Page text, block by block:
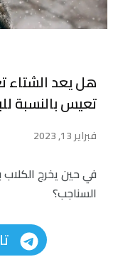
هل يعد الشتاء
تعيس بالنسبة
فبراير 13, 2023
في حين يخرج
السناجب؟